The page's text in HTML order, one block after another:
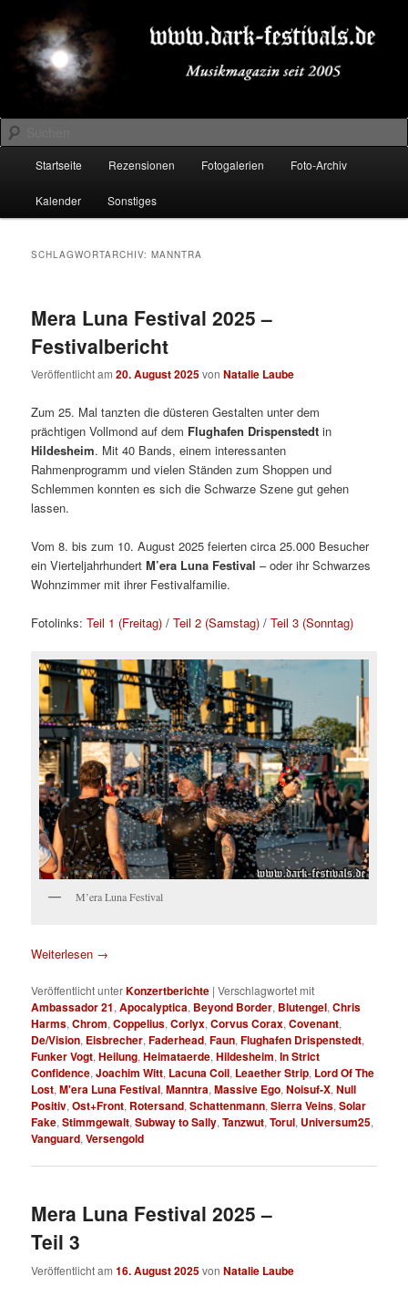
primären
Inhalt
springen
sekundären
Inhalt
springenDARK-FESTIVALS.DE
Suchen
Startseite Rezensionen Fotogalerien Foto-Archiv
Kalender Sonstiges
SCHLAGWORTARCHIV:MANNTRA
Mera Luna Festival 2025 –
Festivalbericht
Veröffentlicht am20. August 2025vonNatalie Laube
Zum 25. Mal tanzten die düsteren Gestalten unter dem
prächtigen Vollmond auf dem Flughafen Drispenstedt in
Hildesheim. Mit 40 Bands, einem interessanten
Rahmenprogramm und vielen Ständen zum Shoppen und
Schlemmen konnten es sich die Schwarze Szene gut gehen
lassen.
Vom 8. bis zum 10. August 2025 feierten circa 25.000 Besucher
ein VierteljahrhundertM’era Luna Festival – oder ihr Schwarzes
Wohnzimmer mit ihrer Festivalfamilie.
Fotolinks:Teil 1 (Freitag) /Teil 2 (Samstag) /Teil 3 (Sonntag)
M’era Luna Festival
Weiterlesen →
Veröffentlicht unterKonzertberichte |Verschlagwortet mit
Ambassador 21,Apocalyptica, Beyond Border, Blutengel,Chris
Harms,Chrom,Coppelius,Corlyx,Corvus Corax,Covenant,
De/Vision, Eisbrecher,Faderhead,Faun,Flughafen Drispenstedt,
Funker Vogt,Heilung,Heimataerde,Hildesheim,In Strict
Confidence,Joachim Witt, Lacuna Coil, Leaether Strip, Lord Of The
Lost,M'era Luna Festival,Manntra,Massive Ego,Noisuf-X,Null
Positiv,Ost+Front, Rotersand,Schattenmann,Sierra Veins,Solar
Fake,Stimmgewalt,Subway to Sally,Tanzwut,Torul, Universum25,
Vanguard,Versengold
Mera Luna Festival 2025 –
Teil 3
Veröffentlicht am16. August 2025vonNatalie Laube